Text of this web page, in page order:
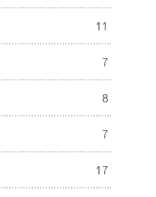
11
7
8
7
17